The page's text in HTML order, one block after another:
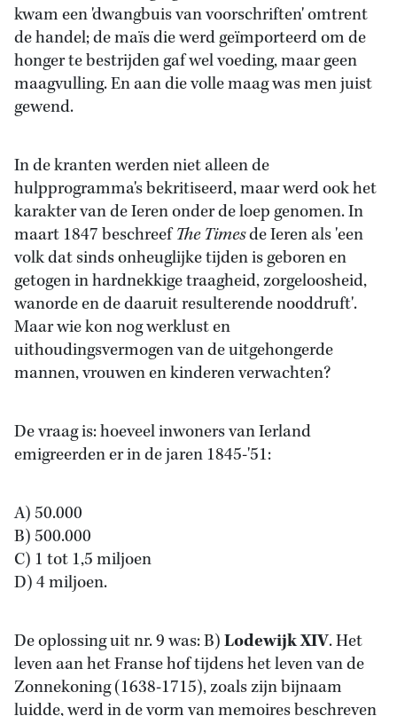
kwam een 'dwangbuis van voorschriften' omtrent
de handel; de maïs die werd geïmporteerd om de
honger te bestrijden gaf wel voeding, maar geen
maagvulling. En aan die volle maag was men juist
gewend.
In de kranten werden niet alleen de
hulpprogramma's bekritiseerd, maar werd ook het
karakter van de Ieren onder de loep genomen. In
maart 1847 beschreefThe Timesde Ieren als 'een
volk dat sinds onheuglijke tijden is geboren en
getogen in hardnekkige traagheid, zorgeloosheid,
wanorde en de daaruit resulterende nooddruft'.
Maar wie kon nog werklust en
uithoudingsvermogen van de uitgehongerde
mannen, vrouwen en kinderen verwachten?
De vraag is: hoeveel inwoners van Ierland
emigreerden er in de jaren 1845-'51:
A) 50.000
B) 500.000
C) 1 tot 1,5 miljoen
D) 4 miljoen.
De oplossing uit nr. 9 was: B)Lodewijk XIV. Het
leven aan het Franse hof tijdens het leven van de
Zonnekoning (1638-1715), zoals zijn bijnaam
luidde, werd in de vorm van memoires beschreven